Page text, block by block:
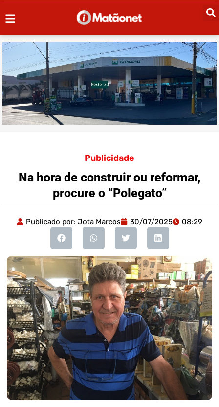
Publicidade
Na hora de construir ou reformar,
procure o “Polegato”
Publicado por: Jota Marcos 30/07/2025 08:29